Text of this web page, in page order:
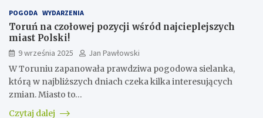
POGODA WYDARZENIA
Toruń na czołowej pozycji wśród najcieplejszych
miast Polski!
9 września 2025
Jan Pawłowski
W Toruniu zapanowała prawdziwa pogodowa sielanka,
którą w najbliższych dniach czeka kilka interesujących
zmian. Miasto to…
Czytaj dalej